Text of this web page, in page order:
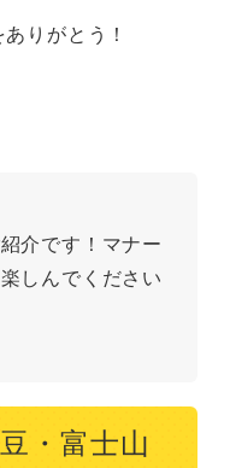
りがとう！
介です！マナー
しんでください
・富士山